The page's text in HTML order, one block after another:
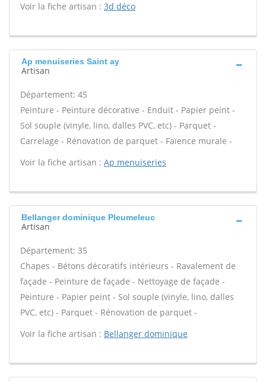
Voir la fiche artisan : 3d déco
Ap menuiseries Saint ay
Artisan
Département: 45
Peinture - Peinture décorative - Enduit - Papier peint -
Sol souple (vinyle, lino, dalles PVC, etc) - Parquet -
Carrelage - Rénovation de parquet - Faïence murale -
Voir la fiche artisan : Ap menuiseries
Bellanger dominique Pleumeleuc
Artisan
Département: 35
Chapes - Bétons décoratifs intérieurs - Ravalement de
façade - Peinture de façade - Nettoyage de façade -
Peinture - Papier peint - Sol souple (vinyle, lino, dalles
PVC, etc) - Parquet - Rénovation de parquet -
Voir la fiche artisan : Bellanger dominique